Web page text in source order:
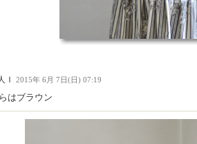
Ｉ 2015年 6月 7日(日) 07:19
はブラウン